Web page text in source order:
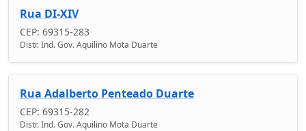
Rua DI-XIV
CEP: 69315-283
Distr. Ind. Gov. Aquilino Mota Duarte
Rua Adalberto Penteado Duarte
CEP: 69315-282
Distr. Ind. Gov. Aquilino Mota Duarte